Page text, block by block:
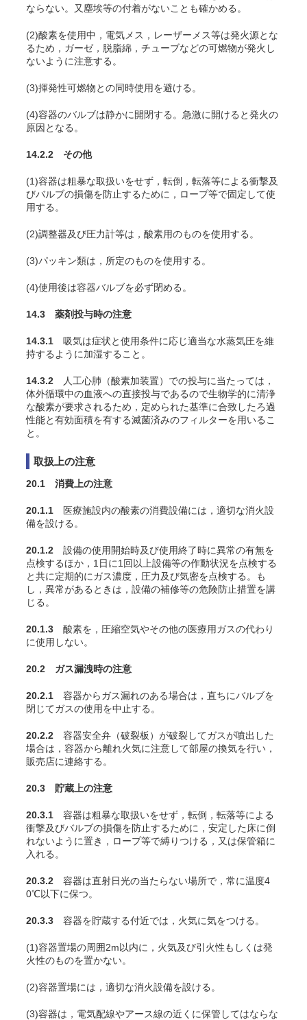
ならない。又塵埃等の付着がないことも確かめる。
(2)酸素を使用中，電気メス，レーザーメス等は発火源とな
るため，ガーゼ，脱脂綿，チューブなどの可燃物が発火し
ないように注意する 。
(3)揮発性可燃物との同時使用を避ける。
(4)容器のバルブは静かに開閉する。急激に開けると発火の
原因となる。
14.2.2 その他
(1)容器は粗暴な取扱いをせず，転倒，転落等による衝撃及
びバルブの損傷を防止するために，ロープ等で固定して使
用する。
(2)調整器及び圧力計等は，酸素用のものを使用する。
(3)パッキン類は，所定のものを使用する。
(4)使用後は容器バルブを必ず閉める。
14.3 薬剤投与時の注意
14.3.1 吸気は症状と使用条件に応じ適当な水蒸気圧を維
持するように加湿すること 。
14.3.2 人工心肺（酸素加装置）での投与に当たっては，
体外循環中の血液への直接投与であるので生物学的に清浄
な酸素が要求されるため，定められた基準に合致したろ過
性能と有効面積を有する滅菌済みのフィルターを用いるこ
と。
取扱上の注意
20.1 消費上の注意
20.1.1 医療施設内の酸素の消費設備には，適切な消火設
備を設ける。
20.1.2 設備の使用開始時及び使用終了時に異常の有無を
点検するほか，1日に1回以上設備等の作動状況を点検する
と共に定期的にガス濃度，圧力及び気密を点検する。も
し，異常があるときは，設備の補修等の危険防止措置を講
じる。
20.1.3 酸素を，圧縮空気やその他の医療用ガスの代わり
に使用しない。
20.2 ガス漏洩時の注意
20.2.1 容器からガス漏れのある場合は，直ちにバルブを
閉じてガスの使用を中止する。
20.2.2 容器安全弁（破裂板）が破裂してガスが噴出した
場合は，容器から離れ火気に注意して部屋の換気を行い，
販売店に連絡する。
20.3 貯蔵上の注意
20.3.1 容器は粗暴な取扱いをせず，転倒，転落等による
衝撃及びバルブの損傷を防止するために，安定した床に倒
れないように置き，ロープ等で縛りつける，又は保管箱に
入れる。
20.3.2 容器は直射日光の当たらない場所で，常に温度4
0℃以下に保つ。
20.3.3 容器を貯蔵する付近では，火気に気をつける。
(1)容器置場の周囲2m以内に，火気及び引火性もしくは発
火性のものを置かない。
(2)容器置場には，適切な消火設備を設ける。
(3)容器は，電気配線やアース線の近くに保管してはならな